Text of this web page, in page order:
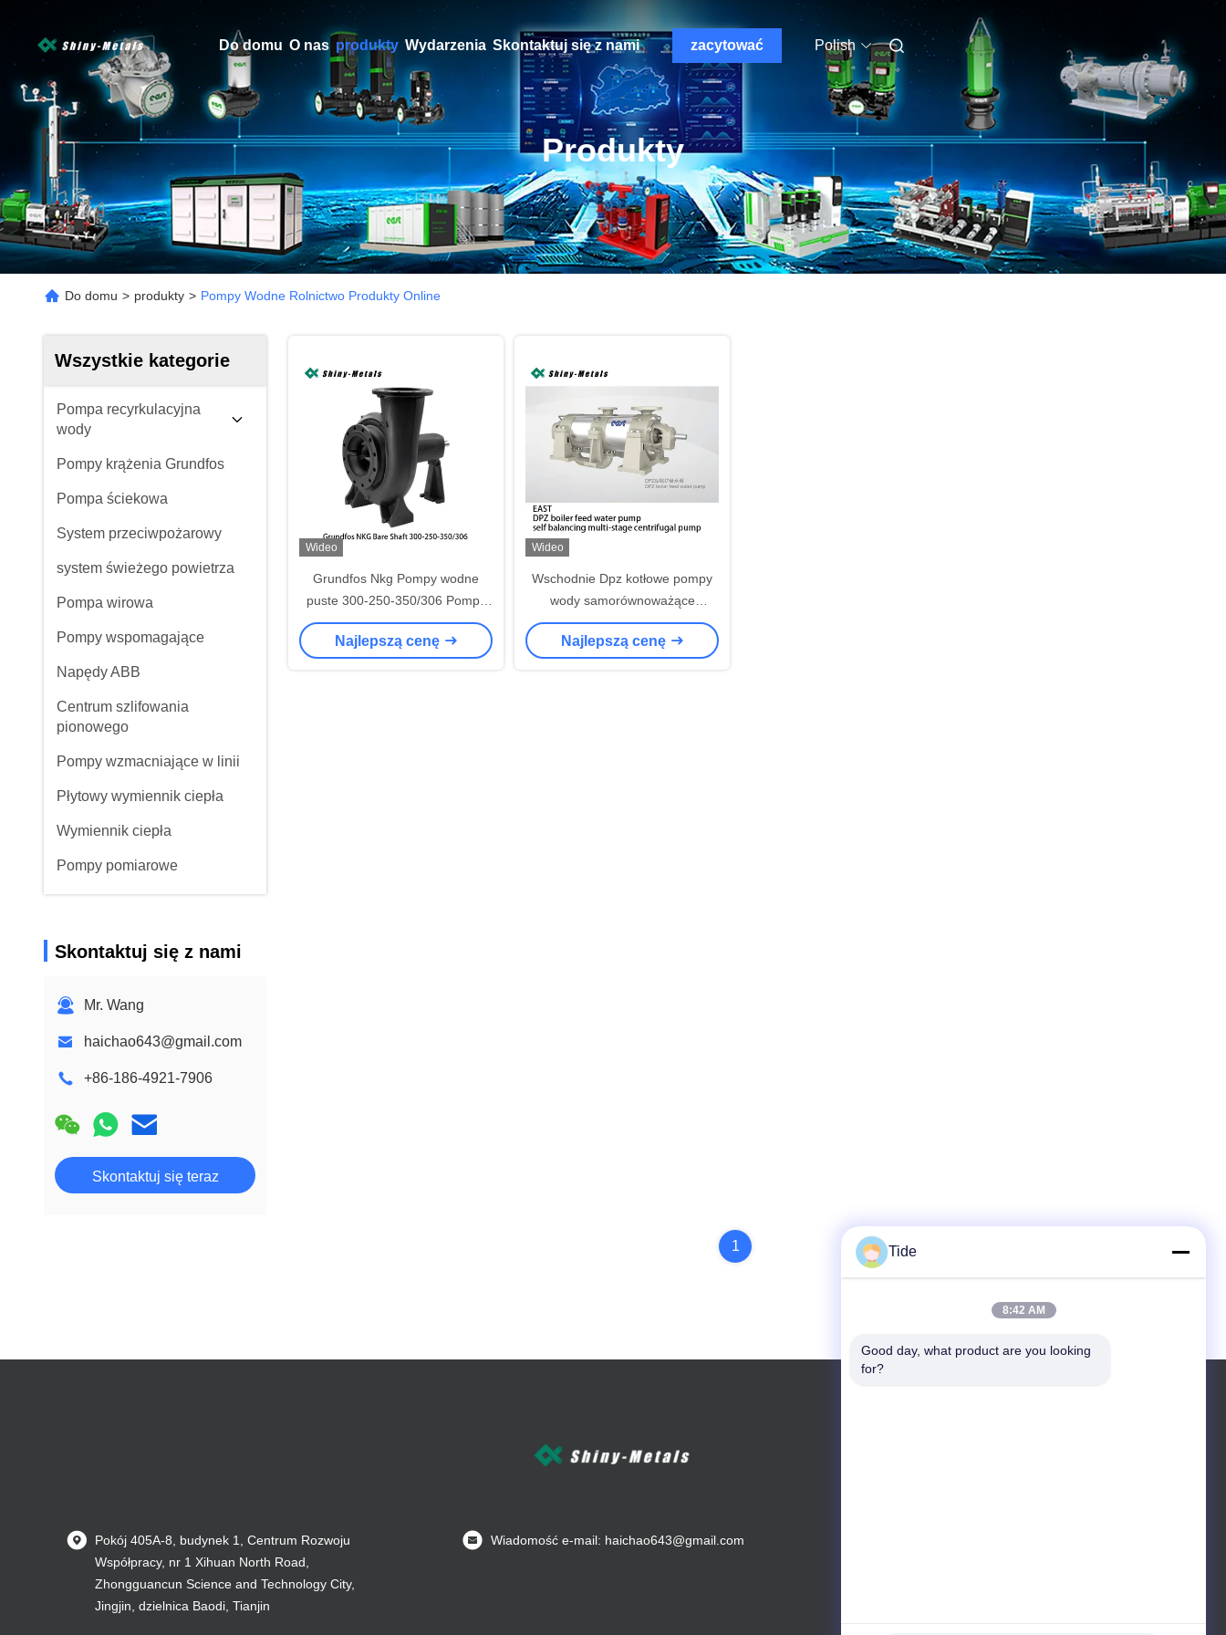
Do domu O nas produkty Wydarzenia Skontaktuj się z nami zacytować Polish
Produkty
Do domu > produkty > Pompy Wodne Rolnictwo Produkty Online
Wszystkie kategorie
Pompa recyrkulacyjna
wody
Pompy krążenia Grundfos
Pompa ściekowa
System przeciwpożarowy
system świeżego powietrza
Pompa wirowa
Pompy wspomagające
Napędy ABB
Centrum szlifowania
pionowego
Pompy wzmacniające w linii
Płytowy wymiennik ciepła
Wymiennik ciepła
Pompy pomiarowe
Skontaktuj się z nami
Mr. Wang
haichao643@gmail.com
+86-186-4921-7906
Skontaktuj się teraz
Wideo
Grundfos Nkg Pompy wodne
puste 300-250-350/306 Pompy
puste do użytku przemysłowego
Najlepszą cenę
Wideo
Wschodnie Dpz kotłowe pompy
wody samorównoważące
wieloetapowe pompy
odśrodkowe
Najlepszą cenę
1
Pokój 405A-8, budynek 1, Centrum Rozwoju
Współpracy, nr 1 Xihuan North Road,
Zhongguancun Science and Technology City,
Jingjin, dzielnica Baodi, Tianjin
Wiadomość e-mail: haichao643@gmail.com
Tide
8:42 AM
Good day, what product are you looking
for?